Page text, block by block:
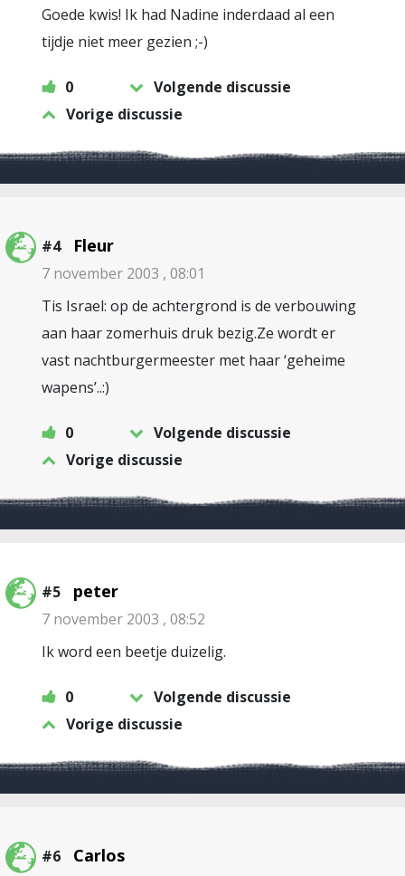
Goede kwis! Ik had Nadine inderdaad al een
tijdje niet meer gezien ;-)
0
Volgende discussie
Vorige discussie
#4 Fleur
7 november 2003 , 08:01
Tis Israel: op de achtergrond is de verbouwing
aan haar zomerhuis druk bezig.Ze wordt er
vast nachtburgermeester met haar ‘geheime
wapens’..:)
0
Volgende discussie
Vorige discussie
#5 peter
7 november 2003 , 08:52
Ik word een beetje duizelig.
0
Volgende discussie
Vorige discussie
#6 Carlos